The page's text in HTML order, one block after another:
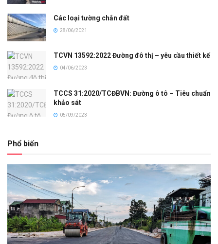
Các loại tường chắn đất
28/06/2021
TCVN 13592:2022 Đường đô thị – yêu cầu thiết kế
04/06/2023
TCCS 31:2020/TCĐBVN: Đường ô tô – Tiêu chuẩn
khảo sát
05/09/2023
Phổ biến